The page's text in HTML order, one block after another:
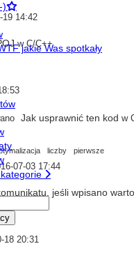
19 14:42
w C/C++
Jak usprawnić ten kod w
liczby pierwsze
07-03 17:44
jeśli wpisano
18 20:31